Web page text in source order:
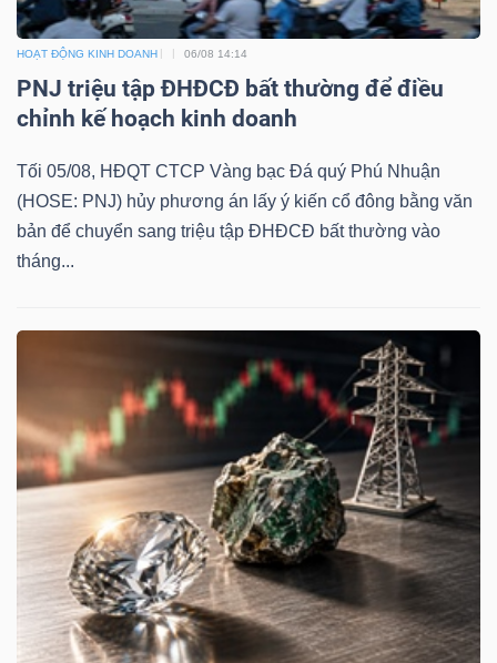
HOẠT ĐỘNG KINH DOANH 06/08 14:14
PNJ triệu tập ĐHĐCĐ bất thường để điều
chỉnh kế hoạch kinh doanh
Tối 05/08, HĐQT CTCP Vàng bạc Đá quý Phú Nhuận
(HOSE: PNJ) hủy phương án lấy ý kiến cổ đông bằng văn
bản để chuyển sang triệu tập ĐHĐCĐ bất thường vào
tháng...